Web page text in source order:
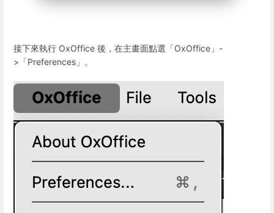
接下來執行 OxOffice 後，在主畫面點選「OxOffice」-
>「Preferences」。